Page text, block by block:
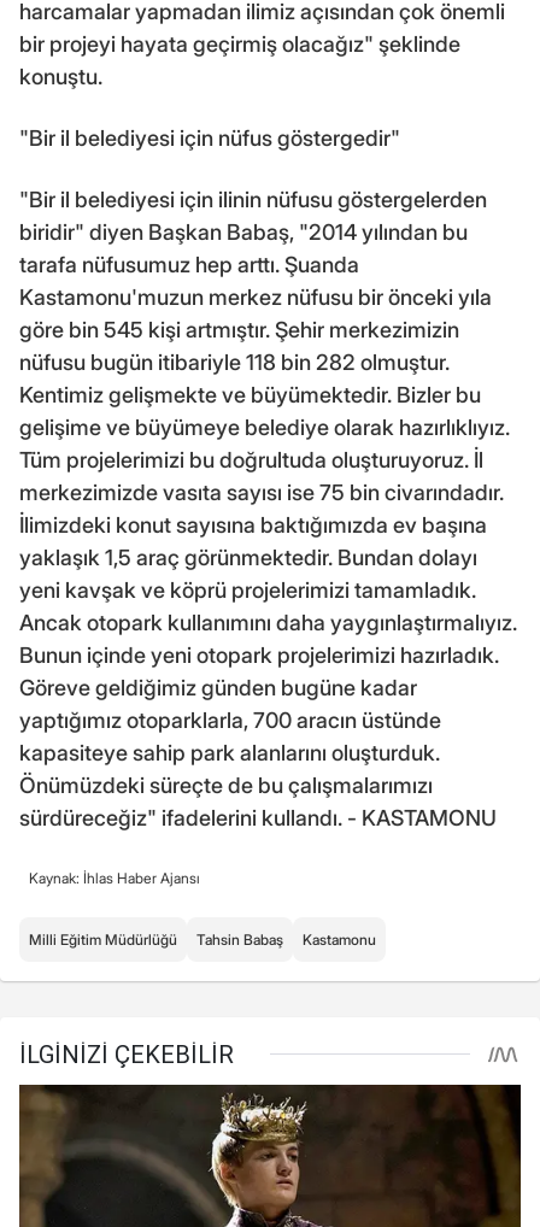
harcamalar yapmadan ilimiz açısından çok önemli
bir projeyi hayata geçirmiş olacağız" şeklinde
konuştu.
"Bir il belediyesi için nüfus göstergedir"
"Bir il belediyesi için ilinin nüfusu göstergelerden
biridir" diyen Başkan Babaş, "2014 yılından bu
tarafa nüfusumuz hep arttı. Şuanda
Kastamonu'muzun merkez nüfusu bir önceki yıla
göre bin 545 kişi artmıştır. Şehir merkezimizin
nüfusu bugün itibariyle 118 bin 282 olmuştur.
Kentimiz gelişmekte ve büyümektedir. Bizler bu
gelişime ve büyümeye belediye olarak hazırlıklıyız.
Tüm projelerimizi bu doğrultuda oluşturuyoruz. İl
merkezimizde vasıta sayısı ise 75 bin civarındadır.
İlimizdeki konut sayısına baktığımızda ev başına
yaklaşık 1,5 araç görünmektedir. Bundan dolayı
yeni kavşak ve köprü projelerimizi tamamladık.
Ancak otopark kullanımını daha yaygınlaştırmalıyız.
Bunun içinde yeni otopark projelerimizi hazırladık.
Göreve geldiğimiz günden bugüne kadar
yaptığımız otoparklarla, 700 aracın üstünde
kapasiteye sahip park alanlarını oluşturduk.
Önümüzdeki süreçte de bu çalışmalarımızı
sürdüreceğiz" ifadelerini kullandı. - KASTAMONU
Kaynak: İhlas Haber Ajansı
Milli Eğitim Müdürlüğü Tahsin Babaş Kastamonu